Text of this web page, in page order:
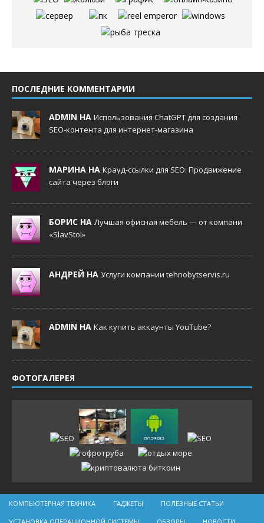
ПОСЛЕДНИЕ КОММЕНТАРИИ
ADMIN НА Использования ChatGPT для создания
SEO-контента для интернет-магазина
МАРИНА НА Крауд-ссылки для SEO: Продвижение
сайта через блоги
БОРИС НА Лучшая офисная мебель — от компани
«SlavStol»
АНДРЕЙ НА Услуги компании tehnobytservis.ru
ADMIN НА Как купить аккаунты YouTube?
ФОТОГАЛЕРЕЯ
КОМПЬЮТЕРНАЯ ТЕХНИКА ГАДЖЕТЫ ПОЛЕЗНЫЕ СТАТЬИ